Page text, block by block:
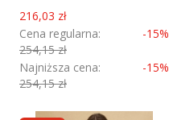
Cena promocyjna
216,03 zł
Cena regularna:
254,15 zł
-15%
Najniższa cena:
254,15 zł
-15%